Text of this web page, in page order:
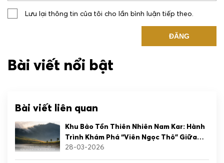
Lưu lại thông tin của tôi cho lần bình luận tiếp theo.
Bài viết nổi bật
Bài viết liên quan
Khu Bảo Tồn Thiên Nhiên Nam Kar: Hành
Trình Khám Phá “Viên Ngọc Thô” Giữa
Đại Ngàn Tây Nguyên
28-03-2026